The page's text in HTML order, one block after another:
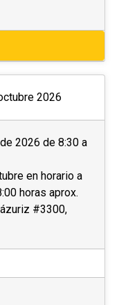
2026
2026 de 8:30 a
en horario a
horas aprox.
#3300,